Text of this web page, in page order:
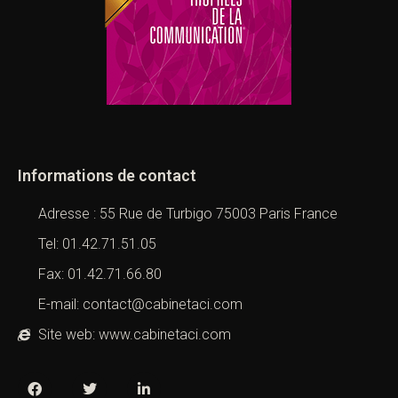
Informations de contact
Adresse : 55 Rue de Turbigo 75003 Paris France
Tel: 01.42.71.51.05
Fax: 01.42.71.66.80
E-mail: contact@cabinetaci.com
Site web: www.cabinetaci.com